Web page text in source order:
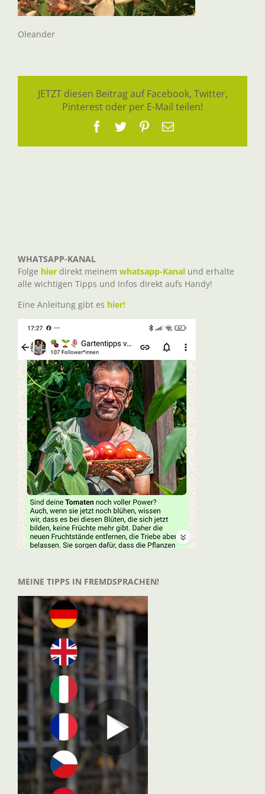
Oleander
JETZT diesen Beitrag auf Facebook, Twitter,
Pinterest oder per E-Mail teilen!
Facebook
TwitterPinterest
E-
WHATSAPP-KANAL
Folge hier direkt meinem whatsapp-Kanal und erhalte
alle wichtigen Tipps und Infos direkt aufs Handy!
Eine Anleitung gibt es hier!
MEINE TIPPS IN FREMDSPRACHEN!